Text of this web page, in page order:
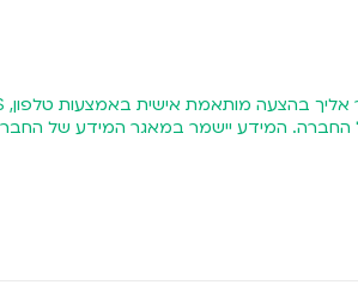
החברה. המידע יישמר במאגר המידע של